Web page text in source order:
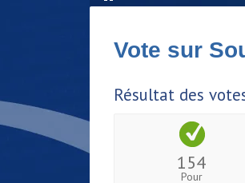
Vote sur
Résultat des
154
Pour